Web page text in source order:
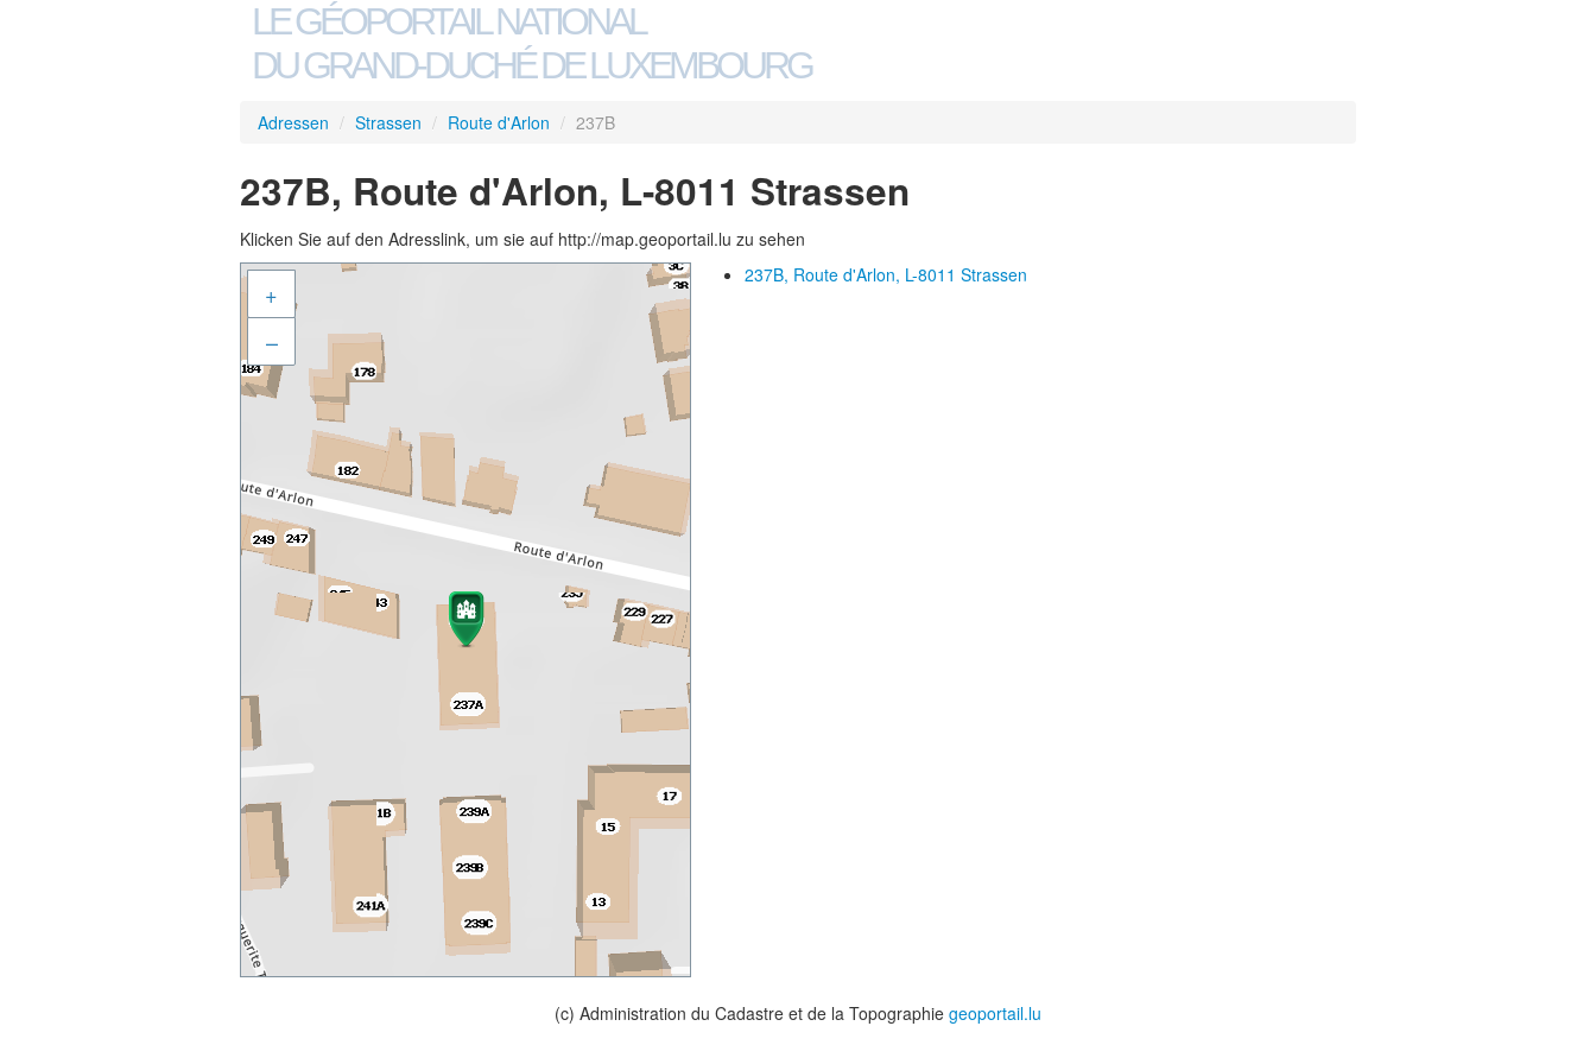
LE GÉOPORTAIL NATIONAL
DU GRAND-DUCHÉ DE LUXEMBOURG
Adressen / Strassen / Route d'Arlon / 237B
237B, Route d'Arlon, L-8011 Strassen
Klicken Sie auf den Adresslink, um sie auf http://map.geoportail.lu zu sehen
+
–
237B, Route d'Arlon, L-8011 Strassen
(c) Administration du Cadastre et de la Topographie geoportail.lu